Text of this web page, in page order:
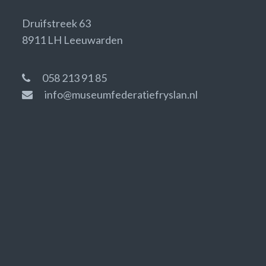
Druifstreek 63
8911 LH Leeuwarden
058 213 91 85
info@museumfederatiefryslan.nl